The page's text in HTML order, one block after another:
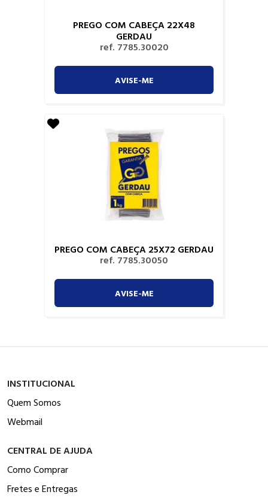
PREGO COM CABEÇA 22X48
GERDAU
ref. 7785.30020
AVISE-ME
PREGO COM CABEÇA 25X72 GERDAU
ref. 7785.30050
AVISE-ME
INSTITUCIONAL
Quem Somos
Webmail
CENTRAL DE AJUDA
Como Comprar
Fretes e Entregas